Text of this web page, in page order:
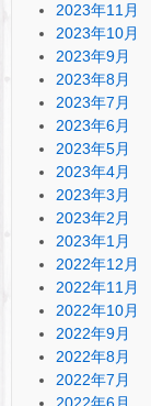
2023年11月
2023年10月
2023年9月
2023年8月
2023年7月
2023年6月
2023年5月
2023年4月
2023年3月
2023年2月
2023年1月
2022年12月
2022年11月
2022年10月
2022年9月
2022年8月
2022年7月